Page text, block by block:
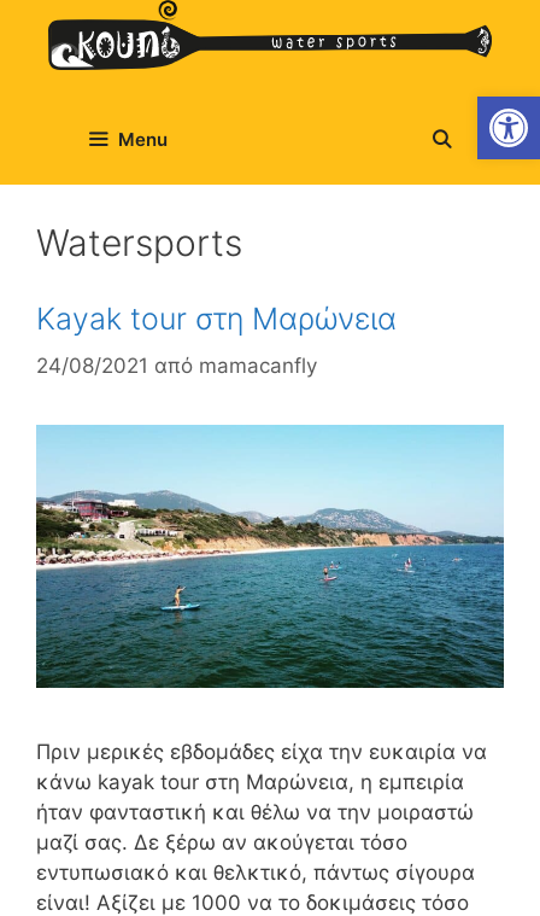
Menu
Watersports
Kayak tour στη Μαρώνεια
24/08/2021 από mamacanfly
Πριν μερικές εβδομάδες είχα την ευκαιρία να
κάνω kayak tour στη Μαρώνεια, η εμπειρία
ήταν φανταστική και θέλω να την μοιραστώ
μαζί σας. Δε ξέρω αν ακούγεται τόσο
εντυπωσιακό και θελκτικό, πάντως σίγουρα
είναι! Αξίζει με 1000 να το δοκιμάσεις τόσο